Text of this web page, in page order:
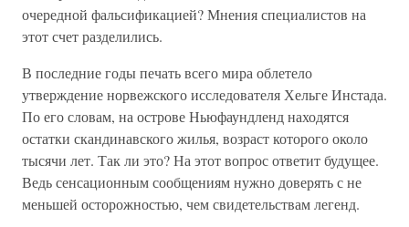
очередной фальсификацией? Мнения специалистов на
этот счет разделились.
В последние годы печать всего мира облетело
утверждение норвежского исследователя Хельге Инстада.
По его словам, на острове Ньюфаундленд находятся
остатки скандинавского жилья, возраст которого около
тысячи лет. Так ли это? На этот вопрос ответит будущее.
Ведь сенсационным сообщениям нужно доверять с не
меньшей осторожностью, чем свидетельствам легенд.